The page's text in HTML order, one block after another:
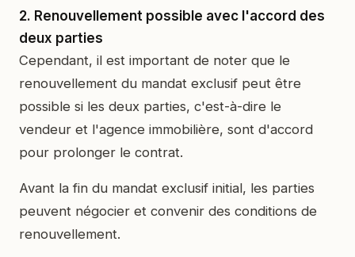
2. Renouvellement possible avec l'accord des
deux parties
Cependant, il est important de noter que le
renouvellement du mandat exclusif peut être
possible si les deux parties, c'est-à-dire le
vendeur et l'agence immobilière, sont d'accord
pour prolonger le contrat.
Avant la fin du mandat exclusif initial, les parties
peuvent négocier et convenir des conditions de
renouvellement.